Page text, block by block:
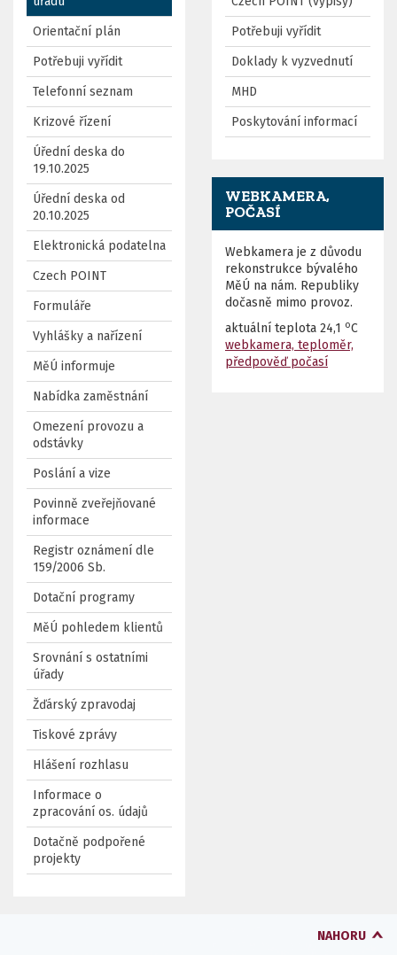
Orientační plán
Potřebuji vyřídit
Telefonní seznam
Krizové řízení
Úřední deska do
19.10.2025
Úřední deska od
20.10.2025
Elektronická podatelna
Czech POINT
Formuláře
Vyhlášky a nařízení
MěÚ informuje
Nabídka zaměstnání
Omezení provozu a
odstávky
Poslání a vize
Povinně zveřejňované
informace
Registr oznámení dle
159/2006 Sb.
Dotační programy
MěÚ pohledem klientů
Srovnání s ostatními
úřady
Žďárský zpravodaj
Tiskové zprávy
Hlášení rozhlasu
Informace o
zpracování os. údajů
Dotačně podpořené
projekty
Potřebuji vyřídit
Doklady k vyzvednutí
MHD
Poskytování informací
WEBKAMERA,
POČASÍ
Webkamera je z důvodu
rekonstrukce bývalého
MěÚ na nám. Republiky
dočasně mimo provoz.
aktuální teplota 24,1 oC
webkamera, teploměr,
předpověď počasí
NAHORU